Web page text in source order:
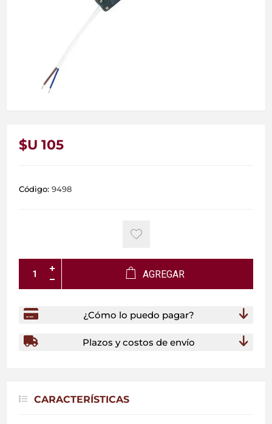
$U 105
Código: 9498
AGREGAR
¿Cómo lo puedo pagar?
Plazos y costos de envío
CARACTERÍSTICAS